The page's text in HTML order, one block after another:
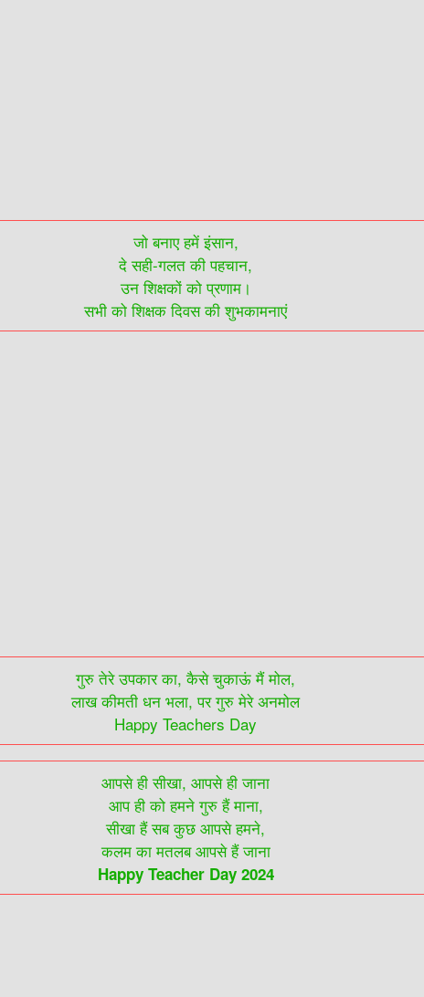
जो बनाए हमें इंसान,
दे सही-गलत की पहचान,
उन शिक्षकों को प्रणाम।
सभी को शिक्षक दिवस की शुभकामनाएं
गुरु तेरे उपकार का, कैसे चुकाऊं मैं मोल,
लाख कीमती धन भला, पर गुरु मेरे अनमोल
Happy Teachers Day
आपसे ही सीखा, आपसे ही जाना
आप ही को हमने गुरु हैं माना,
सीखा हैं सब कुछ आपसे हमने,
कलम का मतलब आपसे हैं जाना
Happy Teacher Day 2024